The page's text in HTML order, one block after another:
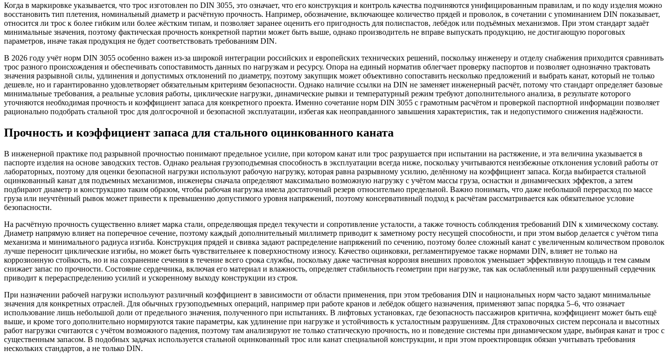
Когда в маркировке указывается, что трос изготовлен по DIN 3055, это означает, что его конструкция и контроль качества подчиняются унифицированным правилам, и по коду изделия можно
восстановить тип плетения, номинальный диаметр и расчётную прочность. Например, обозначение, включающее количество прядей и проволок, в сочетании с упоминанием DIN показывает,
относится ли трос к более гибким или более жёстким типам, и позволяет заранее оценить его пригодность для полиспастов, лебёдок или подъёмных механизмов. При этом стандарт задаёт
минимальные значения, поэтому фактическая прочность конкретной партии может быть выше, однако производитель не вправе выпускать продукцию, не достигающую пороговых
параметров, иначе такая продукция не будет соответствовать требованиям DIN.
В 2026 году учёт норм DIN 3055 особенно важен из‑за широкой интеграции российских и европейских технических решений, поскольку инженеру и отделу снабжения приходится сравнивать
трос разного происхождения и обеспечивать сопоставимость данных по нагрузкам и ресурсу. Опора на единый норматив облегчает проверку паспортов и позволяет однозначно трактовать
значения разрывной силы, удлинения и допустимых отклонений по диаметру, поэтому закупщик может объективно сопоставить несколько предложений и выбрать канат, который не только
дешевле, но и гарантированно удовлетворяет обязательным критериям безопасности. Однако наличие ссылки на DIN не заменяет инженерный расчёт, потому что стандарт определяет базовые
минимальные требования, а реальные условия работы, циклические нагрузки, динамические рывки и температурный режим требуют дополнительного анализа, в результате которого
уточняются необходимая прочность и коэффициент запаса для конкретного проекта. Именно сочетание норм DIN 3055 с грамотным расчётом и проверкой паспортной информации позволяет
рационально подобрать стальной трос для долгосрочной и безопасной эксплуатации, избегая как неоправданного завышения характеристик, так и недопустимого снижения надёжности.
Прочность и коэффициент запаса для стального оцинкованного каната
В инженерной практике под разрывной прочностью понимают предельное усилие, при котором канат или трос разрушается при испытании на растяжение, и эта величина указывается в
паспорте изделия на основе заводских тестов. Однако реальная грузоподъемная способность в эксплуатации всегда ниже, поскольку учитываются неизбежные отклонения условий работы от
лабораторных, поэтому для оценки безопасной нагрузки используют рабочую нагрузку, которая равна разрывному усилию, делённому на коэффициент запаса. Когда выбирается стальной
оцинкованный канат для подъемных механизмов, инженеры сначала определяют максимально возможную нагрузку с учётом массы груза, оснастки и динамических эффектов, а затем
подбирают диаметр и конструкцию таким образом, чтобы рабочая нагрузка имела достаточный резерв относительно предельной. Важно понимать, что даже небольшой перерасход по массе
груза или неучтённый рывок может привести к превышению допустимого уровня напряжений, поэтому консервативный подход к расчётам рассматривается как обязательное условие
безопасности.
На расчётную прочность существенно влияет марка стали, определяющая предел текучести и сопротивление усталости, а также точность соблюдения требований DIN к химическому составу.
Диаметр напрямую влияет на поперечное сечение, поэтому каждый дополнительный миллиметр приводит к заметному росту несущей способности, и при этом выбор делается с учётом типа
механизма и минимального радиуса изгиба. Конструкция прядей и свивка задают распределение напряжений по сечению, поэтому более сложный канат с увеличенным количеством проволок
лучше переносит циклические изгибы, но может быть чувствительнее к поверхностному износу. Качество оцинковки, регламентируемое также нормами DIN, влияет не только на
коррозионную стойкость, но и на сохранение сечения в течение всего срока службы, поскольку даже частичная коррозия внешних проволок уменьшает эффективную площадь и тем самым
снижает запас по прочности. Состояние сердечника, включая его материал и влажность, определяет стабильность геометрии при нагрузке, так как ослабленный или разрушенный сердечник
приводит к перераспределению усилий и ускоренному выходу конструкции из строя.
При назначении рабочей нагрузки используют различный коэффициент в зависимости от области применения, при этом требования DIN и национальных норм часто задают минимальные
значения для конкретных отраслей. Для обычных грузоподъемных операций, например при работе кранов и лебёдок общего назначения, применяют запас порядка 5–6, что означает
использование лишь небольшой доли от предельного значения, полученного при испытаниях. В лифтовых установках, где безопасность пассажиров критична, коэффициент может быть ещё
выше, и кроме того дополнительно нормируются такие параметры, как удлинение при нагрузке и устойчивость к усталостным разрушениям. Для страховочных систем персонала и высотных
работ нагрузки считаются с учётом возможного падения, поэтому там анализируют не только статическую прочность, но и поведение системы при динамическом ударе, выбирая канат и трос с
существенным запасом. В подобных задачах используется стальной оцинкованный трос или канат специальной конструкции, и при этом проектировщик обязан учитывать требования
нескольких стандартов, а не только DIN.